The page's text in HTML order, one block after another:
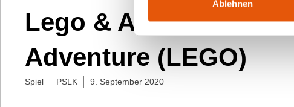
Ablehnen
Lego & App: Lego
Adventure (LEGO)
Spiel PSLK 9. September 2020